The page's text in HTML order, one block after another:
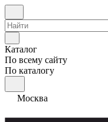
Каталог
По всему сайту
По каталогу
Москва